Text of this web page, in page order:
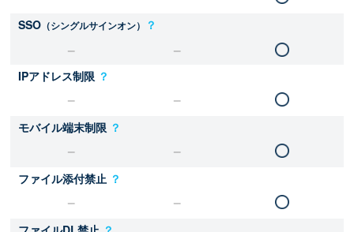
SSO （シングルサインオン） ？
IPアドレス制限 ？
モバイル端末制限 ？
ファイル添付禁止 ？